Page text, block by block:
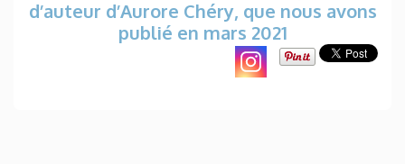
d’auteur d’Aurore Chéry, que nous avons
publié en mars 2021